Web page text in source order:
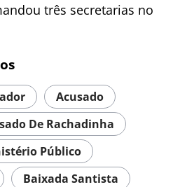
três secretarias no
Acusado
De Rachadinha
Público
Baixada Santista